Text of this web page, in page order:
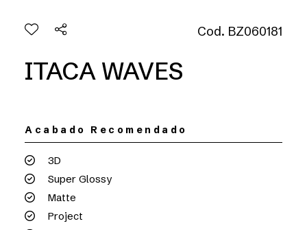
Cod. BZ060181
ITACA WAVES
Acabado Recomendado
3D
Super Glossy
Matte
Project